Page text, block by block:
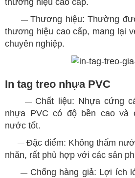
thương hiệu cao cấp.
— Thương hiệu: Thường
thương hiệu cao cấp, mang lại
chuyên nghiệp.
In tag treo nhựa PVC
— Chất liệu: Nhựa cứng
nhựa PVC có độ bền cao và
nước tốt.
— Đặc điểm: Không thấm
nhăn, rất phù hợp với các sản
— Chống hàng giả: Lợi ích